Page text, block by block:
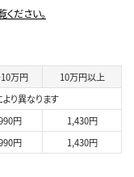
ださい。
万円
10万円以上
り異なります
円
1,430円
円 1,430円